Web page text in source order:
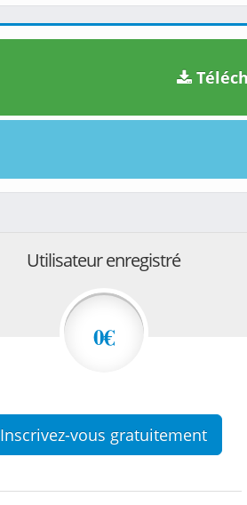
Utilisateur enregistré
0€
Inscrivez-vous gratuitement